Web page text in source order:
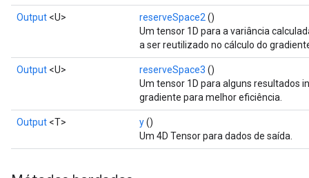
Output <U> reserveSpace2 ()
Um tensor 1D para a variância
a ser reutilizado no cálculo do
Output <U> reserveSpace3 ()
Um tensor 1D para alguns resultados
gradiente para melhor eficiência.
Output <T> y()
Um 4D Tensor para dados de saída.